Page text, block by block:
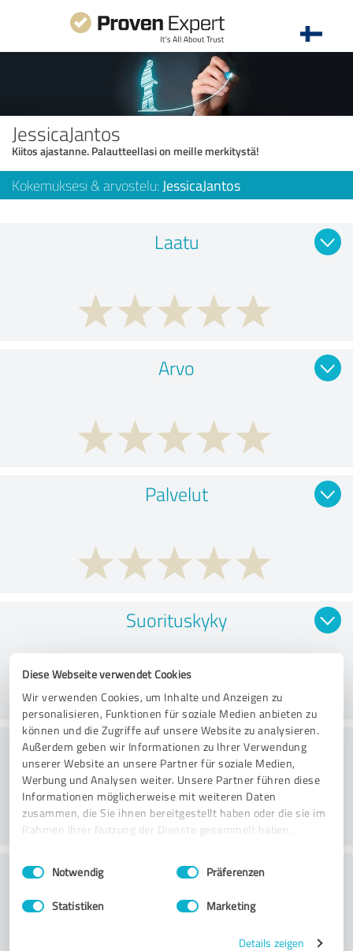
Diese Webseite verwendet Cookies
Wir verwenden Cookies, um Inhalte und Anzeigen zu
personalisieren, Funktionen für soziale Medien anbieten zu
können und die Zugriffe auf unsere Website zu analysieren.
Außerdem geben wir Informationen zu Ihrer Verwendung
unserer Website an unsere Partner für soziale Medien,
Werbung und Analysen weiter. Unsere Partner führen diese
Informationen möglicherweise mit weiteren Daten
zusammen, die Sie ihnen bereitgestellt haben oder die sie im
Rahmen Ihrer Nutzung der Dienste gesammelt haben.
Impressum Datenschutzbestimmungen
Einwilligungsauswahl
Notwendig Präferenzen
Statistiken Marketing
Details zeigen
JessicaJantos
Kiitos ajastanne. Palautteellasi on meille merkitystä!
Kokemuksesi & arvostelu: JessicaJantos
Laatu
Arvo
Palvelut
Suorituskyky
Konsultointi
Asiakaspalvelu